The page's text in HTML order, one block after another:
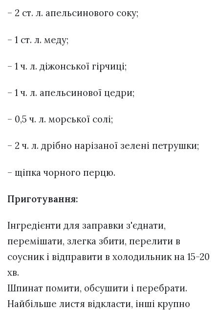
– 2 ст. л. апельсинового соку;
– 1 ст. л. меду;
– 1 ч. л. діжонської гірчиці;
– 1 ч. л. апельсинової цедри;
– 0,5 ч. л. морської солі;
– 2 ч. л. дрібно нарізаної зелені петрушки;
– щіпка чорного перцю.
Приготування:
Інгредієнти для заправки з'єднати,
перемішати, злегка збити, перелити в
соусник і відправити в холодильник на 15-20
хв.
Шпинат помити, обсушити і перебрати.
Найбільше листя відкласти, інші крупно